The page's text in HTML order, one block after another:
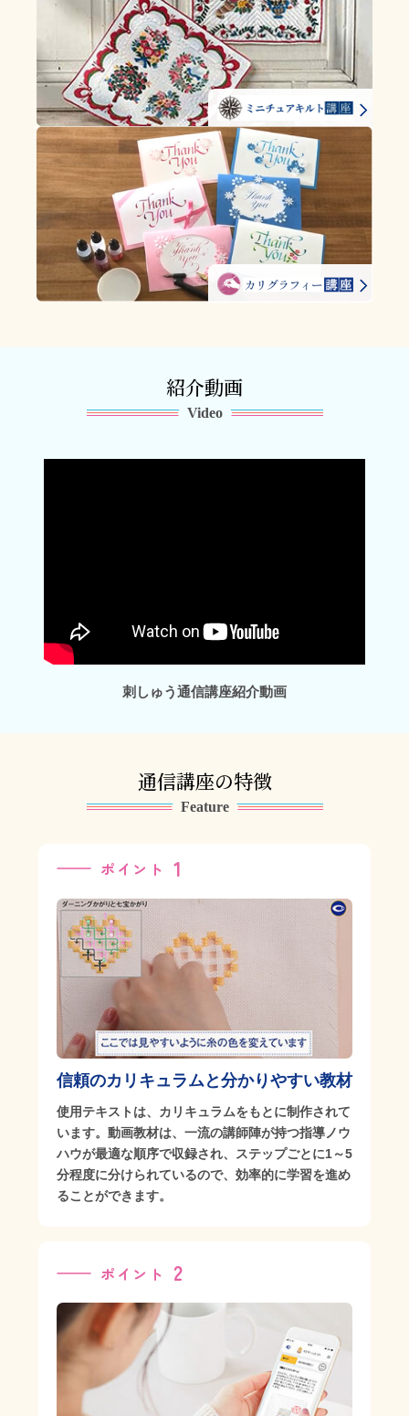
紹介動画
Video
刺しゅう通信講座紹介動画
通信講座の特徴
Feature
ポイント 1
信頼のカリキュラムと分かりやすい教材
使用テキストは、カリキュラムをもとに制作されて
います。動画教材は、一流の講師陣が持つ指導ノウ
ハウが最適な順序で収録され、ステップごとに1～5
分程度に分けられているので、効率的に学習を進め
ることができます。
ポイント 2